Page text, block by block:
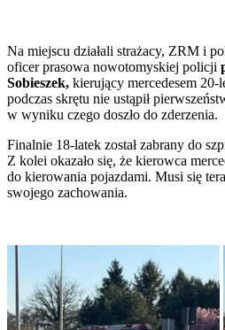
Na miejscu działali strażacy, ZRM i
oficer prasowa nowotomyskiej policji
Sobieszek, kierujący mercedesem
podczas skrętu nie ustąpił
w wyniku czego doszło do zderzenia.
Finalnie 18-latek został zabrany do
Z kolei okazało się, że kierowca
do kierowania pojazdami. Musi się
swojego zachowania.